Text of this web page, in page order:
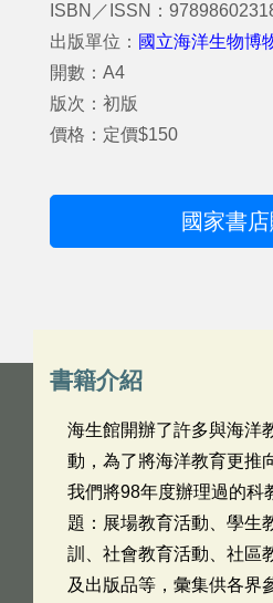
ISBN／ISSN：
出版單位： 國立海洋生物博
開數：A4
版次：初版
價格：定價$150
國家書
書籍介紹
海生館開辦了許多與海洋
動，為了將海洋教育更推
我們將98年度辦理過的科
題：展場教育活動、學生
訓、社會教育活動、社區
及出版品等，彙集供各界